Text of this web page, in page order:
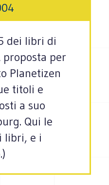
dei libri di
proposta per
Planetizen
titoli e
a suo
Qui le
libri, e i